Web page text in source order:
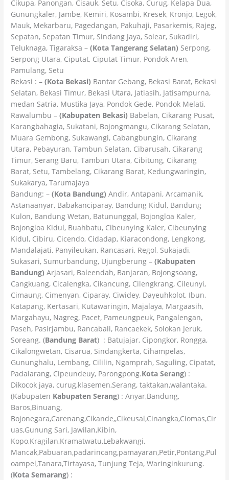
Cikupa, Panongan, Cisauk, Setu, Cisoka, Curug, Kelapa Dua,
Gunungkaler, Jambe, Kemiri, Kosambi, Kresek, Kronjo, Legok,
Mauk, Mekarbaru, Pagedangan, Pakuhaji, Pasarkemis, Rajeg,
Sepatan, Sepatan Timur, Sindang Jaya, Solear, Sukadiri,
Teluknaga, Tigaraksa –(Kota Tangerang Selatan) Serpong,
Serpong Utara, Ciputat, Ciputat Timur, Pondok Aren,
Pamulang, Setu
Bekasi : –(Kota Bekasi) Bantar Gebang, Bekasi Barat, Bekasi
Selatan, Bekasi Timur, Bekasi Utara, Jatiasih, Jatisampurna,
medan Satria, Mustika Jaya, Pondok Gede, Pondok Melati,
Rawalumbu –(Kabupaten Bekasi) Babelan, Cikarang Pusat,
Karangbahagia, Sukatani, Bojongmangu, Cikarang Selatan,
Muara Gembong, Sukawangi, Cabangbungin, Cikarang
Utara, Pebayuran, Tambun Selatan, Cibarusah, Cikarang
Timur, Serang Baru, Tambun Utara, Cibitung, Cikarang
Barat, Setu, Tambelang, Cikarang Barat, Kedungwaringin,
Sukakarya, Tarumajaya
Bandung: –(Kota Bandung) Andir, Antapani, Arcamanik,
Astanaanyar, Babakanciparay, Bandung Kidul, Bandung
Kulon, Bandung Wetan, Batununggal, Bojongloa Kaler,
Bojongloa Kidul, Buahbatu, Cibeunying Kaler, Cibeunying
Kidul, Cibiru, Cicendo, Cidadap, Kiaracondong, Lengkong,
Mandalajati, Panyileukan, Rancasari, Regol, Sukajadi,
Sukasari, Sumurbandung, Ujungberung –(Kabupaten
Bandung) Arjasari, Baleendah, Banjaran, Bojongsoang,
Cangkuang, Cicalengka, Cikancung, Cilengkrang, Cileunyi,
Cimaung, Cimenyan, Ciparay, Ciwidey, Dayeuhkolot, Ibun,
Katapang, Kertasari, Kutawaringin, Majalaya, Margaasih,
Margahayu, Nagreg, Pacet, Pameungpeuk, Pangalengan,
Paseh, Pasirjambu, Rancabali, Rancaekek, Solokan Jeruk,
Soreang. (Bandung Barat) : Batujajar, Cipongkor, Rongga,
Cikalongwetan, Cisarua, Sindangkerta, Cihampelas,
Gununghalu, Lembang, Cililin, Ngamprah, Saguling, Cipatat,
Padalarang, Cipeundeuy, Parongpong.Kota Serang) :
Dikocok jaya, curug,klasemen,Serang, taktakan,walantaka.
(Kabupaten Kabupaten Serang) : Anyar,Bandung,
Baros,Binuang,
Bojonegara,Carenang,Cikande,,Cikeusal,Cinangka,Ciomas,Cir
uas,Gunung Sari, Jawilan,Kibin,
Kopo,Kragilan,Kramatwatu,Lebakwangi,
Mancak,Pabuaran,padarincang,pamayaran,Petir,Pontang,Pul
oampel,Tanara,Tirtayasa, Tunjung Teja, Waringinkurung.
(Kota Semarang) :